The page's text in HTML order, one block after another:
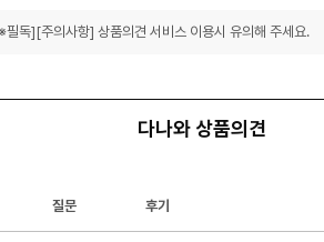
필독][주의사항] 상품의견 서비스 이용시 유의해 주세요.
다나와 상품의견
질문 후기